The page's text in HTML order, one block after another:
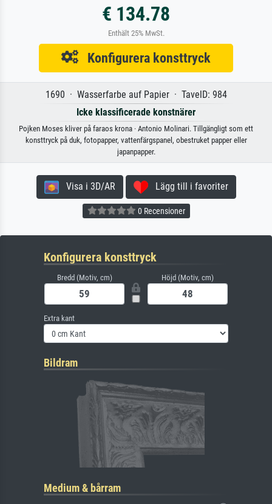
€ 134.78
Enthält 25% MwSt.
Konfigurera konsttryck
1690 · Wasserfarbe auf Papier · TavelD: 984
Icke klassificerade konstnärer
Pojken Moses kliver på faraos krona · Antonio Molinari. Tillgängligt som ett
konsttryck på duk, fotopapper, vattenfärgspanel, obestruket papper eller
japanpapper.
Visa i 3D/AR Lägg till i favoriter
0 Recensioner
Konfigurera konsttryck
Bredd (Motiv, cm) Höjd (Motiv, cm)
Extra kant
Bildram
Medium & bårram